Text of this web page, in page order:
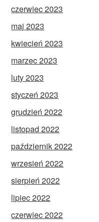
czerwiec 2023
maj 2023
kwiecień 2023
marzec 2023
luty 2023
styczeń 2023
grudzień 2022
listopad 2022
październik 2022
wrzesień 2022
sierpień 2022
lipiec 2022
czerwiec 2022